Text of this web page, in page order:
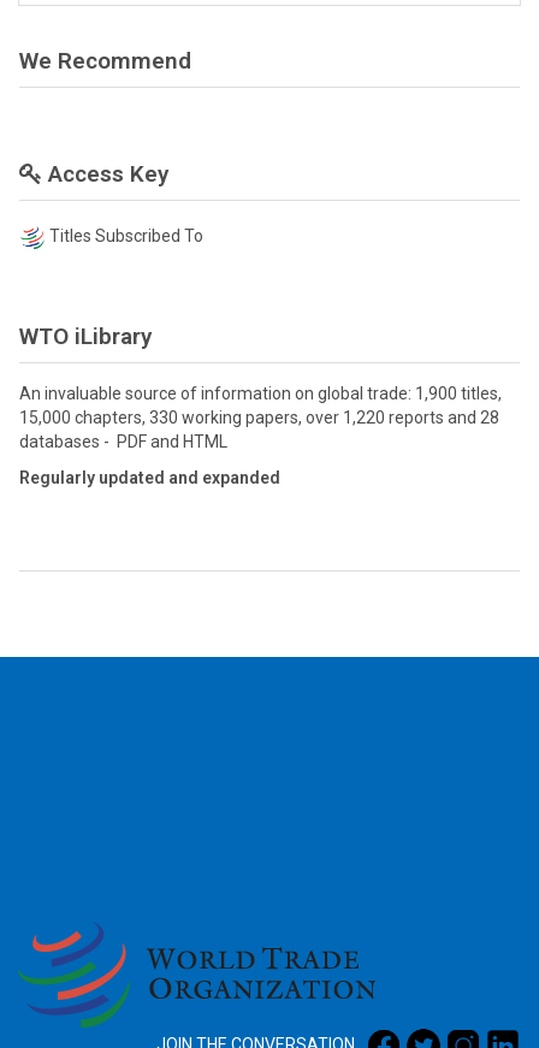
We Recommend
Access Key
Titles Subscribed To
WTO iLibrary
An invaluable source of information on global trade: 1,900 titles,
15,000 chapters, 330 working papers, over 1,220 reports and 28
databases - PDF and HTML
Regularly updated and expanded
JOIN THE CONVERSATION